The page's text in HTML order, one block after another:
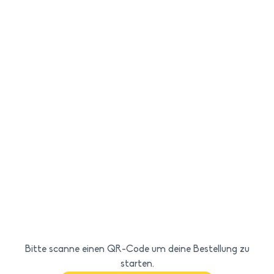
Bitte scanne einen QR-Code um deine Bestellung zu
starten.